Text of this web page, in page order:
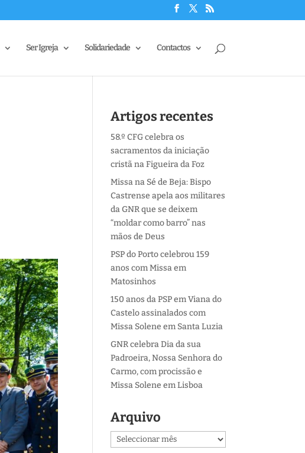
Ser Igreja Solidariedade Contactos
Artigos recentes
58.º CFG celebra os
sacramentos da iniciação
cristã na Figueira da Foz
Missa na Sé de Beja: Bispo
Castrense apela aos militares
da GNR que se deixem
“moldar como barro” nas
mãos de Deus
PSP do Porto celebrou 159
anos com Missa em
Matosinhos
150 anos da PSP em Viana do
Castelo assinalados com
Missa Solene em Santa Luzia
GNR celebra Dia da sua
Padroeira, Nossa Senhora do
Carmo, com procissão e
Missa Solene em Lisboa
Arquivo
Arquivo